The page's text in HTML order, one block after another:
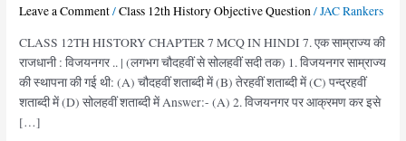
Leave a Comment/Class 12th History Objective Question/JAC Rankers
CLASS 12TH HISTORY CHAPTER 7 MCQ IN HINDI 7. एक साम्राज्य की
राजधानी : विजयनगर .. | (लगभग चौदहवीं से सोलहवीं सदी तक) 1. विजयनगर साम्राज्य
की स्थापना की गई थी: (A) चौदहवीं शताब्दी में (B) तेरहवीं शताब्दी में (C) पन्द्रहवीं
शताब्दी में (D) सोलहवीं शताब्दी में Answer:- (A) 2. विजयनगर पर आक्रमण कर इसे
[…]
IN
7.
एक
साम्राज्य
की
राजधानी